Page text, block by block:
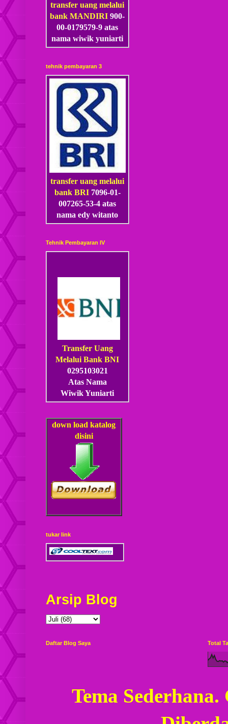
transfer uang melalui
bank MANDIRI900-
00-0179579-9 atas
nama wiwik yuniarti
tehnik pembayaran 3
transfer uang melalui
bank BRI 7096-01-
007265-53-4 atas
nama edy witanto
Tehnik Pembayaran IV
Transfer Uang
Melalui Bank BNI
0295103021
Atas Nama
Wiwik Yuniarti
down load katalog
disini
tukar link
Arsip Blog
Daftar Blog Saya Total
Tema